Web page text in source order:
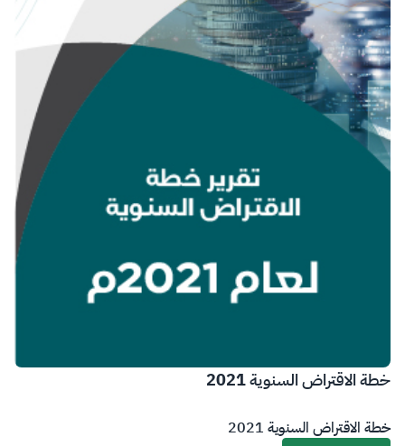
خطة الاقتراض السنوية 2021
خطة الاقتراض السنوية 2021